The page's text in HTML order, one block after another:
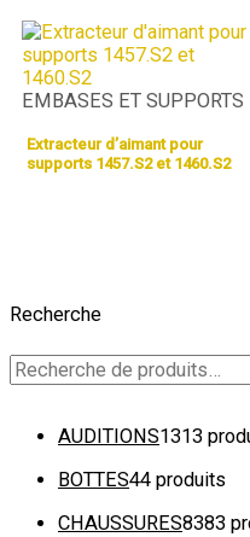
Recherche
AUDITIONS1313
BOTTES44 produits
CHAUSSURES8383
EMBASES ET SUPPORTS
Extracteur d’aimant pour
supports 1457.S2 et 1460.S2